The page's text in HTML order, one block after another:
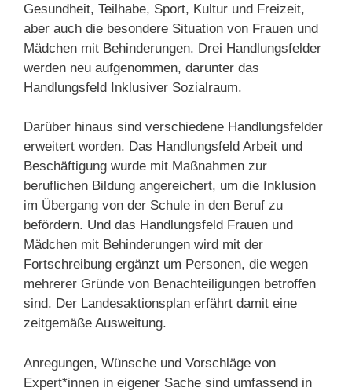
Gesundheit, Teilhabe, Sport, Kultur und Freizeit,
aber auch die besondere Situation von Frauen und
Mädchen mit Behinderungen. Drei Handlungsfelder
werden neu aufgenommen, darunter das
Handlungsfeld Inklusiver Sozialraum.
Darüber hinaus sind verschiedene Handlungsfelder
erweitert worden. Das Handlungsfeld Arbeit und
Beschäftigung wurde mit Maßnahmen zur
beruflichen Bildung angereichert, um die Inklusion
im Übergang von der Schule in den Beruf zu
befördern. Und das Handlungsfeld Frauen und
Mädchen mit Behinderungen wird mit der
Fortschreibung ergänzt um Personen, die wegen
mehrerer Gründe von Benachteiligungen betroffen
sind. Der Landesaktionsplan erfährt damit eine
zeitgemäße Ausweitung.
Anregungen, Wünsche und Vorschläge von
Expert*innen in eigener Sache sind umfassend in